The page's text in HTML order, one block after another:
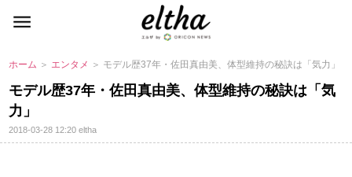
ホーム ＞ エンタメ ＞ モデル歴37年・佐田真由美、体型維持の秘訣は「気力」
モデル歴37年・佐田真由美、体型維持の秘訣は「気
力」
2018-03-28 12:20eltha